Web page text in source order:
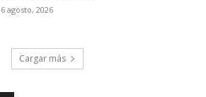
6 agosto, 2026
Cargar más